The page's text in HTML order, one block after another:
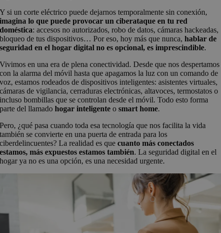
Y si un corte eléctrico puede dejarnos temporalmente sin conexión,
imagina lo que puede provocar un ciberataque en tu red
doméstica: accesos no autorizados, robo de datos, cámaras hackeadas,
bloqueo de tus dispositivos… Por eso, hoy más que nunca,hablar de
seguridad en el hogar digital no es opcional, es imprescindible.
Vivimos en una era de plena conectividad. Desde que nos despertamos
con la alarma del móvil hasta que apagamos la luz con un comando de
voz, estamos rodeados de dispositivos inteligentes: asistentes virtuales,
cámaras de vigilancia, cerraduras electrónicas, altavoces, termostatos o
incluso bombillas que se controlan desde el móvil. Todo esto forma
parte del llamadohogar inteligente osmart home.
Pero, ¿qué pasa cuando toda esa tecnología que nos facilita la vida
también se convierte en una puerta de entrada para los
ciberdelincuentes? La realidad es quecuanto más conectados
estamos, más expuestos estamos también. La seguridad digital en el
hogar ya no es una opción, es una necesidad urgente.